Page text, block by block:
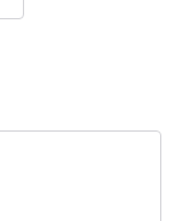
5 nächsten Seite